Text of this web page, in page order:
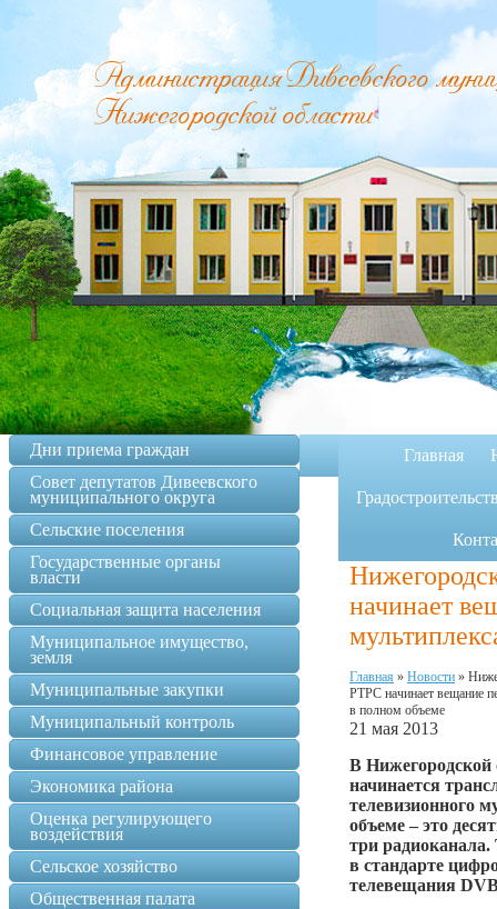
Главная
начинает
Главная » Новости »
РТРС начинает вещание
в полном объеме
21 мая 2013
В
начинается
телевизионного
объеме – это
три
в стандарте
телевещания
Дни приема граждан
Совет депутатов Дивеевского
муниципального округа
Сельские поселения
Государственные органы
власти
Социальная защита населения
Муниципальное имущество,
земля
Муниципальные закупки
Муниципальный контроль
Финансовое управление
Экономика района
Оценка регулирующего
воздействия
Сельское хозяйство
Общественная палата
Администрация Дивеевского
Нижегородской области